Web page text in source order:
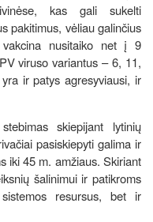
kas gali sukelti
pakitimus, vėliau galinčius
nusitaiko net į 9
viruso variantus – 6, 11,
ir patys agresyviausi, ir
skiepijant lytinių
pasiskiepyti galima ir
iki 45 m. amžiaus. Skiriant
šalinimui ir patikroms
resursus, bet ir